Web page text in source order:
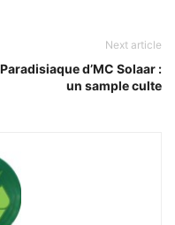
Next article
Paradisiaque d’MC Solaar :
un sample culte